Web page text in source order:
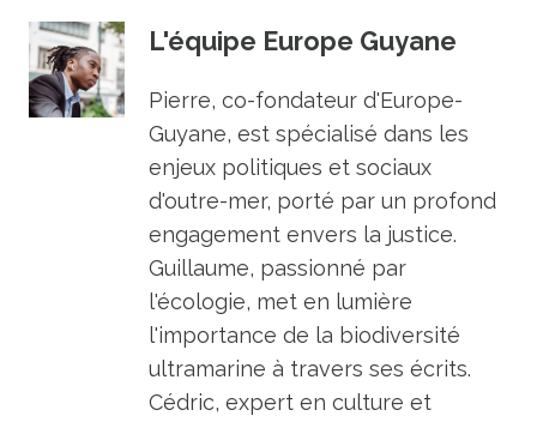
L'équipe Europe Guyane
Pierre, co-fondateur d'Europe-
Guyane, est spécialisé dans les
enjeux politiques et sociaux
d'outre-mer, porté par un profond
engagement envers la justice.
Guillaume, passionné par
l'écologie, met en lumière
l'importance de la biodiversité
ultramarine à travers ses écrits.
Cédric, expert en culture et